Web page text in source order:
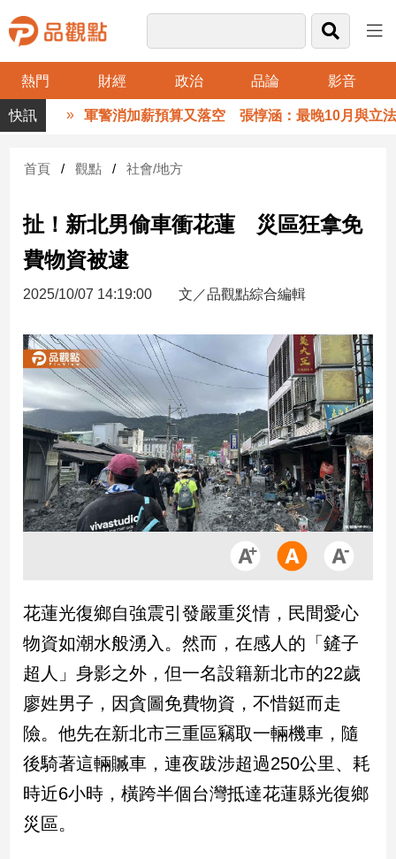
熱門 財經 政治 品論 影音
品
觀
財
台
財
新
產
經/
股
市
房
地
產
品
政
治
政
治
焦
品
觀
點
民
調
軍警消加薪預算又落空 張惇涵：最晚10月與立法院
首頁 觀點 社會/地方
扯！新北男偷車衝花蓮 災區狂拿免
費物資被逮
2025/10/07 14:19:00 文／品觀點綜合編輯
花蓮光復鄉自強震引發嚴重災情，民間愛心
物資如潮水般湧入。然而，在感人的「鏟子
超人」身影之外，但一名設籍新北市的22歲
廖姓男子，因貪圖免費物資，不惜鋌而走
險。他先在新北市三重區竊取一輛機車，隨
後騎著這輛贓車，連夜跋涉超過250公里、耗
時近6小時，橫跨半個台灣抵達花蓮縣光復鄉
災區。